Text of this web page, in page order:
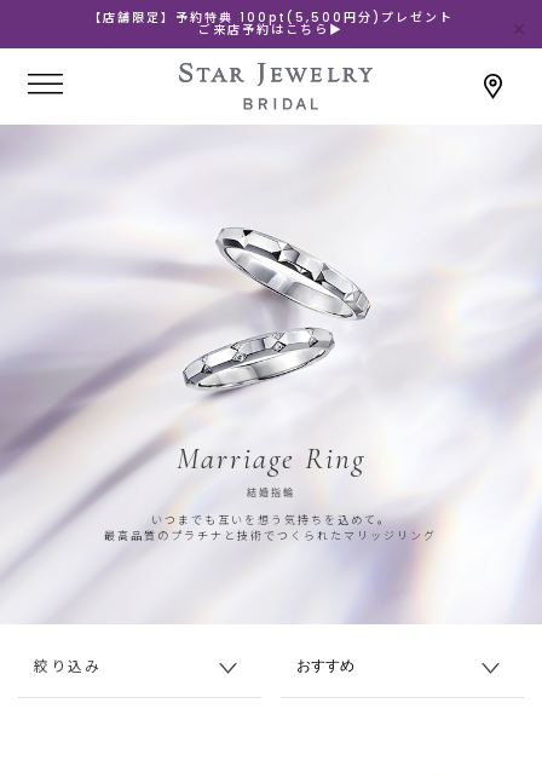
【店舗限定】予約特典 100pt(5,500円分)プレゼント
ご来店予約はこちら▶
Marriage Ring
結婚指輪
いつまでも互いを想う気持ちを込めて。
最高品質のプラチナと技術でつくられたマリッジリング
絞り込み